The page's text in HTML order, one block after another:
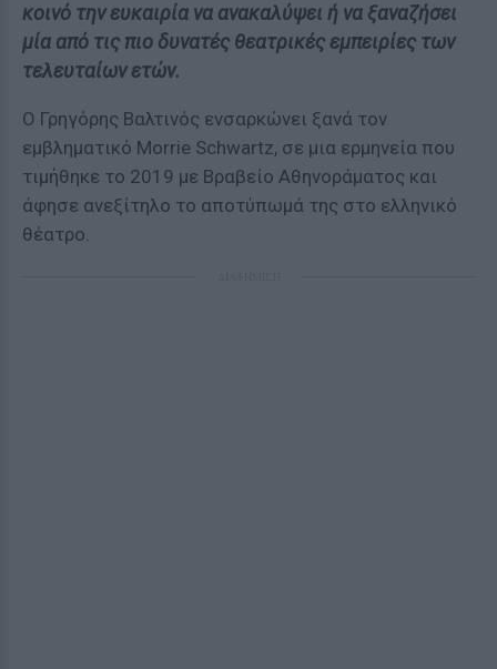
κοινό την ευκαιρία να ανακαλύψει ή να ξαναζήσει
μία από τις πιο δυνατές θεατρικές εμπειρίες των
τελευταίων ετών.
Ο Γρηγόρης Βαλτινός ενσαρκώνει ξανά τον
εμβληματικό Morrie Schwartz, σε μια ερμηνεία που
τιμήθηκε το 2019 με Βραβείο Αθηνοράματος και
άφησε ανεξίτηλο το αποτύπωμά της στο ελληνικό
θέατρο.